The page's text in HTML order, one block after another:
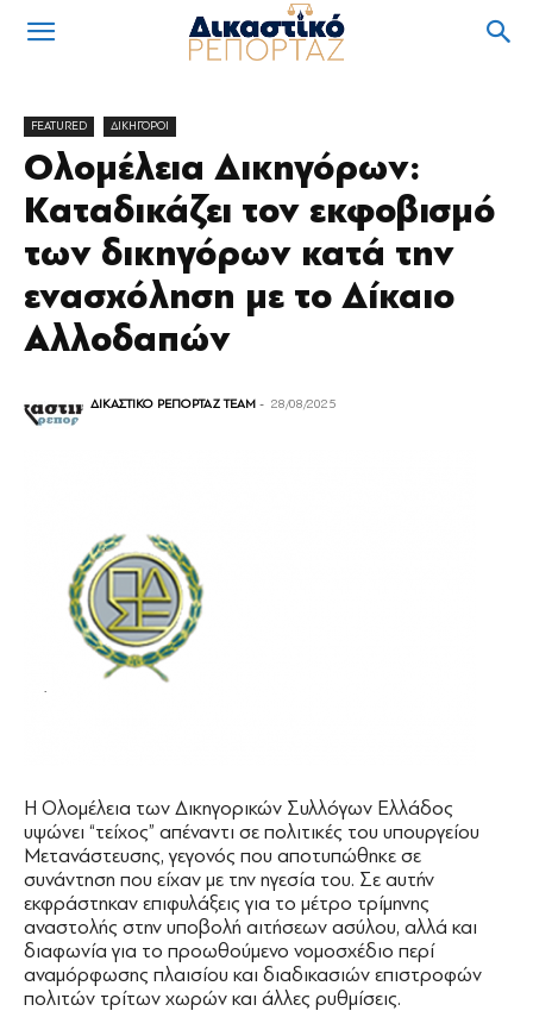
FEATURED ΔΙΚΗΓΟΡΟΙ
Ολομέλεια Δικηγόρων:
Καταδικάζει τον εκφοβισμό
των δικηγόρων κατά την
ενασχόληση με το Δίκαιο
Αλλοδαπών
ΔΙΚΑΣΤΙΚΟ ΡΕΠΟΡΤΑΖ TEAM - 28/08/2025
Η Ολομέλεια των Δικηγορικών Συλλόγων Ελλάδος
υψώνει “τείχος” απέναντι σε πολιτικές του υπουργείου
Μετανάστευσης, γεγονός που αποτυπώθηκε σε
συνάντηση που είχαν με την ηγεσία του. Σε αυτήν
εκφράστηκαν επιφυλάξεις για το μέτρο τρίμηνης
αναστολής στην υποβολή αιτήσεων ασύλου, αλλά και
διαφωνία για το προωθούμενο νομοσχέδιο περί
αναμόρφωσης πλαισίου και διαδικασιών επιστροφών
πολιτών τρίτων χωρών και άλλες ρυθμίσεις.